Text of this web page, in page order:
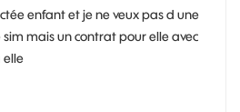
enfant et je ne veux pas d une
mais un contrat pour elle avec
elle